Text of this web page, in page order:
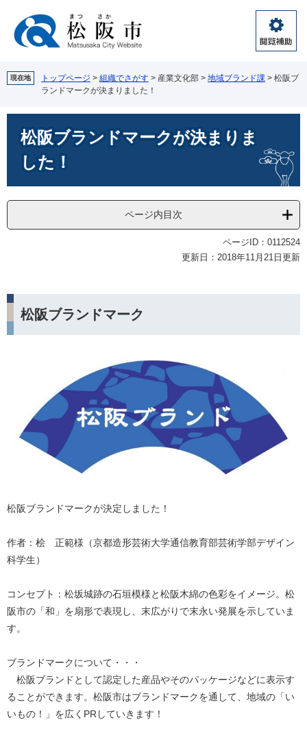
閲
覧
助
現在地 トップページ > 組織でさがす > 産業文化部 > 地域ブランド課 > 松阪ブ
ランドマークが決まりました！
松阪ブランドマークが決まりま
した！
ページ内目次
ページID：0112524
更新日：2018年11月21日更新
松阪ブランドマーク
松阪ブランドマークが決定しました！
作者：桧 正範様（京都造形芸術大学通信教育部芸術学部デザイン
科学生）
コンセプト：松坂城跡の石垣模様と松阪木綿の色彩をイメージ。松
阪市の「和」を扇形で表現し、末広がりで末永い発展を示していま
す。
ブランドマークについて・・・
松阪ブランドとして認定した産品やそのパッケージなどに表示す
ることができます。松阪市はブランドマークを通して、地域の「い
いもの！」を広くPRしていきます！